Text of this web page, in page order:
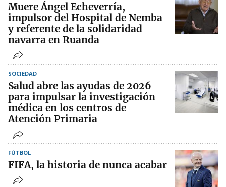
Muere Ángel Echeverría,
impulsor del Hospital de Nemba
y referente de la solidaridad
navarra en Ruanda
SOCIEDAD
Salud abre las ayudas de 2026
para impulsar la investigación
médica en los centros de
Atención Primaria
FÚTBOL
FIFA, la historia de nunca acabar